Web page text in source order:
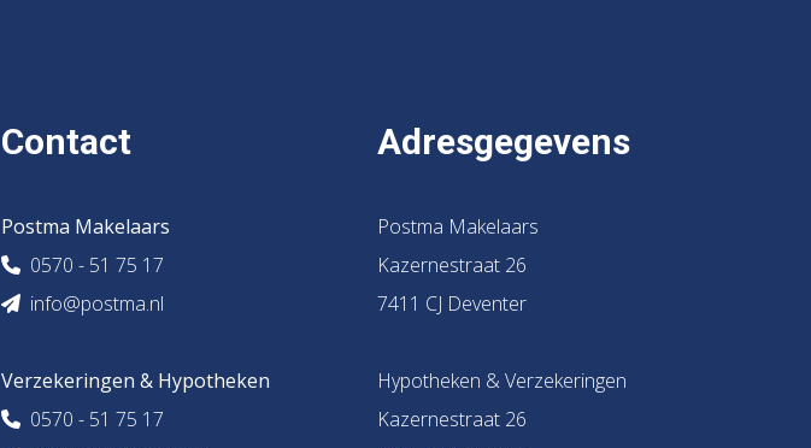
Contact
Postma Makelaars
0570 - 51 75 17
info@postma.nl
Verzekeringen & Hypotheken
0570 - 51 75 17
Adresgegevens
Postma Makelaars
Kazernestraat 26
7411 CJ Deventer
Hypotheken & Verzekeringen
Kazernestraat 26